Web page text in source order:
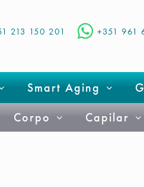
+351 961
213 150 201
Smart Aging
Corpo Capilar